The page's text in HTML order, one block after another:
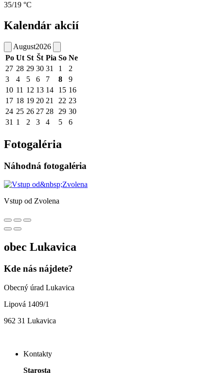
35/19 °C
Kalendár akcií
August2026
Po Ut St Št Pia So Ne
27 28 29 30 31 1
2
3
4 5 6 7 8
9
10 11 12 13 14 15 16
17 18 19 20 21 22 23
24 25 26 27 28 29 30
31 1 2 3 4 5 6
Fotogaléria
Náhodná fotogaléria
Vstup od Zvolena
obec Lukavica
Kde nás nájdete?
Obecný úrad Lukavica
Lipová 1409/1
962 31 Lukavica
Kontakty
Starosta